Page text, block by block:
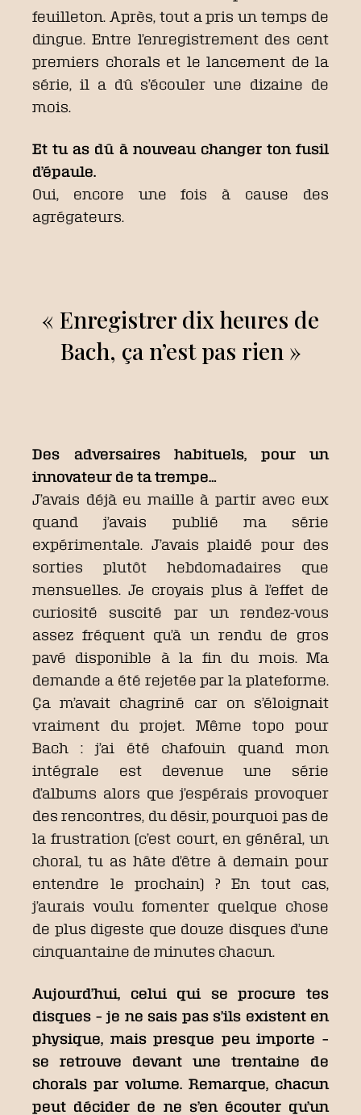
feuilleton. Après, tout a pris un temps de
dingue. Entre l’enregistrement des cent
premiers chorals et le lancement de la
série, il a dû s’écouler une dizaine de
mois.
Et tu as dû à nouveau changer ton fusil
d’épaule.
Oui, encore une fois à cause des
agrégateurs.
« Enregistrer dix heures de
Bach, ça n’est pas rien »
Des adversaires habituels, pour un
innovateur de ta trempe…
J’avais déjà eu maille à partir avec eux
quand j’avais publié ma série
expérimentale. J’avais plaidé pour des
sorties plutôt hebdomadaires que
mensuelles. Je croyais plus à l’effet de
curiosité suscité par un rendez-vous
assez fréquent qu’à un rendu de gros
pavé disponible à la fin du mois. Ma
demande a été rejetée par la plateforme.
Ça m’avait chagriné car on s’éloignait
vraiment du projet. Même topo pour
Bach : j’ai été chafouin quand mon
intégrale est devenue une série
d’albums alors que j’espérais provoquer
des rencontres, du désir, pourquoi pas de
la frustration (c’est court, en général, un
choral, tu as hâte d’être à demain pour
entendre le prochain) ? En tout cas,
j’aurais voulu fomenter quelque chose
de plus digeste que douze disques d’une
cinquantaine de minutes chacun.
Aujourd’hui, celui qui se procure tes
disques – je ne sais pas s’ils existent en
physique, mais presque peu importe –
se retrouve devant une trentaine de
chorals par volume. Remarque, chacun
peut décider de ne s’en écouter qu’un